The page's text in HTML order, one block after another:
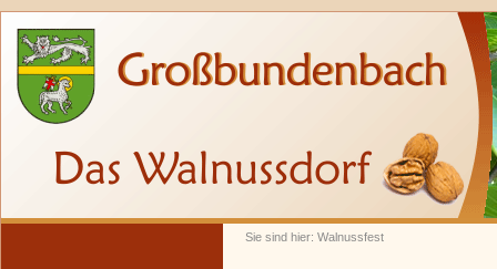
Sie sind hier: Walnussfest